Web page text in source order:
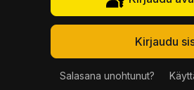
Kirjaudu
Salasana unohtunut?